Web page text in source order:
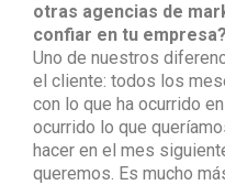
otras agencias de
confiar en tu empresa?
Uno de nuestros
el cliente: todos los
con lo que ha ocurrido
ocurrido lo que
hacer en el mes
queremos. Es mucho